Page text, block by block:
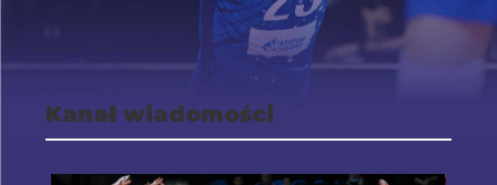
Kanał wiadomości